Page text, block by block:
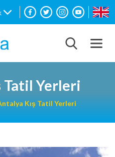
Tatil Yerleri
Kış Tatil Yerleri